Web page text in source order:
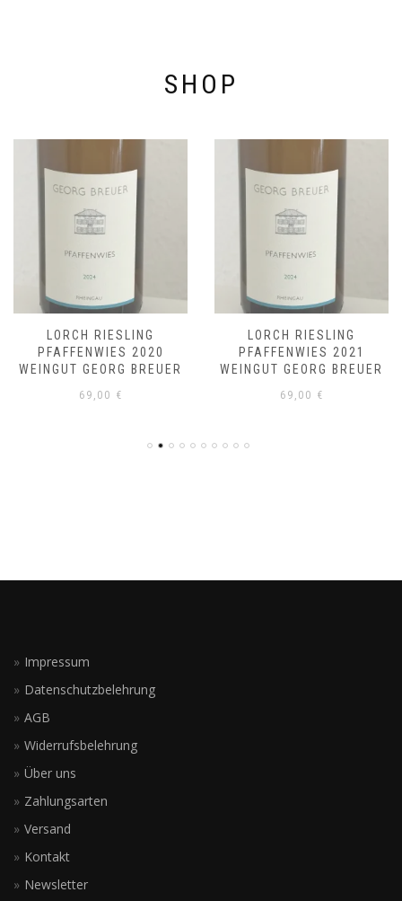
SHOP
LORCH RIESLING
PFAFFENWIES 2020
WEINGUT GEORG BREUER
69,00 €
LORCH RIESLING
PFAFFENWIES 2021
WEINGUT GEORG BREUER
69,00 €
Impressum
Datenschutzbelehrung
AGB
Widerrufsbelehrung
Über uns
Zahlungsarten
Versand
Kontakt
Newsletter